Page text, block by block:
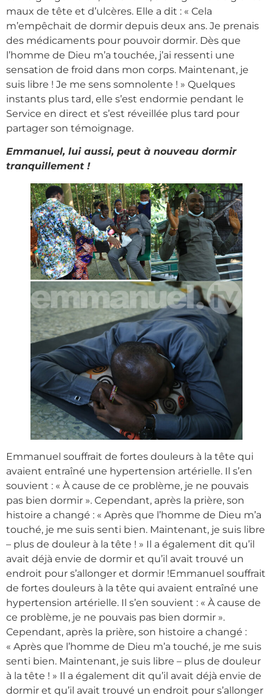
maux de tête et d’ulcères. Elle a dit : « Cela
m’empêchait de dormir depuis deux ans. Je prenais
des médicaments pour pouvoir dormir. Dès que
l’homme de Dieu m’a touchée, j’ai ressenti une
sensation de froid dans mon corps. Maintenant, je
suis libre ! Je me sens somnolente ! » Quelques
instants plus tard, elle s’est endormie pendant le
Service en direct et s’est réveillée plus tard pour
partager son témoignage.
Emmanuel, lui aussi, peut à nouveau dormir
tranquillement !
Emmanuel souffrait de fortes douleurs à la tête qui
avaient entraîné une hypertension artérielle. Il s’en
souvient : « À cause de ce problème, je ne pouvais
pas bien dormir ». Cependant, après la prière, son
histoire a changé : « Après que l’homme de Dieu m’a
touché, je me suis senti bien. Maintenant, je suis libre
– plus de douleur à la tête ! » Il a également dit qu’il
avait déjà envie de dormir et qu’il avait trouvé un
endroit pour s’allonger et dormir !Emmanuel souffrait
de fortes douleurs à la tête qui avaient entraîné une
hypertension artérielle. Il s’en souvient : « À cause de
ce problème, je ne pouvais pas bien dormir ».
Cependant, après la prière, son histoire a changé :
« Après que l’homme de Dieu m’a touché, je me suis
senti bien. Maintenant, je suis libre – plus de douleur
à la tête ! » Il a également dit qu’il avait déjà envie de
dormir et qu’il avait trouvé un endroit pour s’allonger